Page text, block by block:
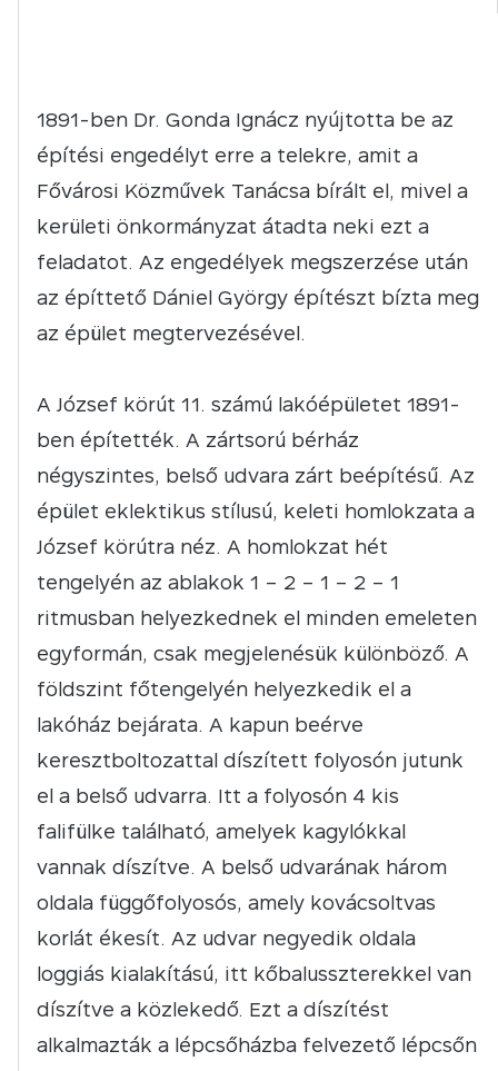
1891-ben Dr. Gonda Ignácz nyújtotta be az
építési engedélyt erre a telekre, amit a
Fővárosi Közművek Tanácsa bírált el, mivel a
kerületi önkormányzat átadta neki ezt a
feladatot. Az engedélyek megszerzése után
az építtető Dániel György építészt bízta meg
az épület megtervezésével.
A József körút 11. számú lakóépületet 1891-
ben építették. A zártsorú bérház
négyszintes, belső udvara zárt beépítésű. Az
épület eklektikus stílusú, keleti homlokzata a
József körútra néz. A homlokzat hét
tengelyén az ablakok 1 – 2 – 1 – 2 – 1
ritmusban helyezkednek el minden emeleten
egyformán, csak megjelenésük különböző. A
földszint főtengelyén helyezkedik el a
lakóház bejárata. A kapun beérve
keresztboltozattal díszített folyosón jutunk
el a belső udvarra. Itt a folyosón 4 kis
falifülke található, amelyek kagylókkal
vannak díszítve. A belső udvarának három
oldala függőfolyosós, amely kovácsoltvas
korlát ékesít. Az udvar negyedik oldala
loggiás kialakítású, itt kőbalusszterekkel van
díszítve a közlekedő. Ezt a díszítést
alkalmazták a lépcsőházba felvezető lépcsőn